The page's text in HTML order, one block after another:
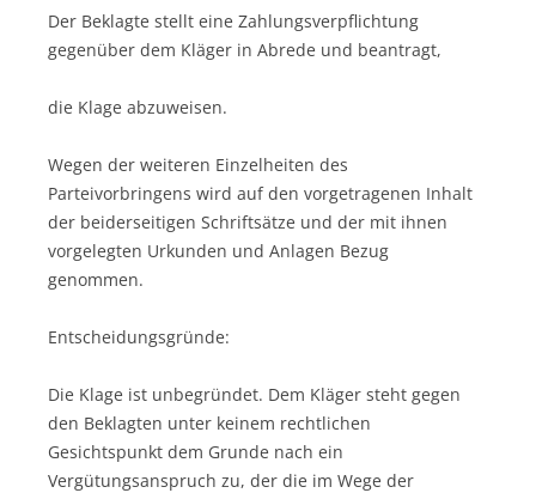
Der Beklagte stellt eine Zahlungsverpflichtung
gegenüber dem Kläger in Abrede und beantragt,
die Klage abzuweisen.
Wegen der weiteren Einzelheiten des
Parteivorbringens wird auf den vorgetragenen Inhalt
der beiderseitigen Schriftsätze und der mit ihnen
vorgelegten Urkunden und Anlagen Bezug
genommen.
Entscheidungsgründe:
Die Klage ist unbegründet. Dem Kläger steht gegen
den Beklagten unter keinem rechtlichen
Gesichtspunkt dem Grunde nach ein
Vergütungsanspruch zu, der die im Wege der